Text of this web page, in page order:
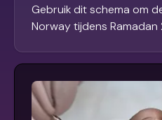
Gebruik dit schema om
Norway tijdens